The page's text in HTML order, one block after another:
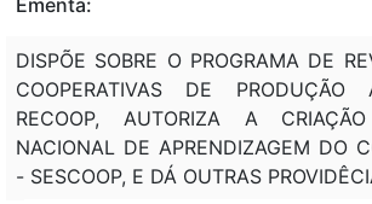
DISPÕE SOBRE O PROGRAMA DE
COOPERATIVAS DE PRODUÇÃO
RECOOP, AUTORIZA A
NACIONAL DE APRENDIZAGEM DO
- SESCOOP, E DÁ OUTRAS